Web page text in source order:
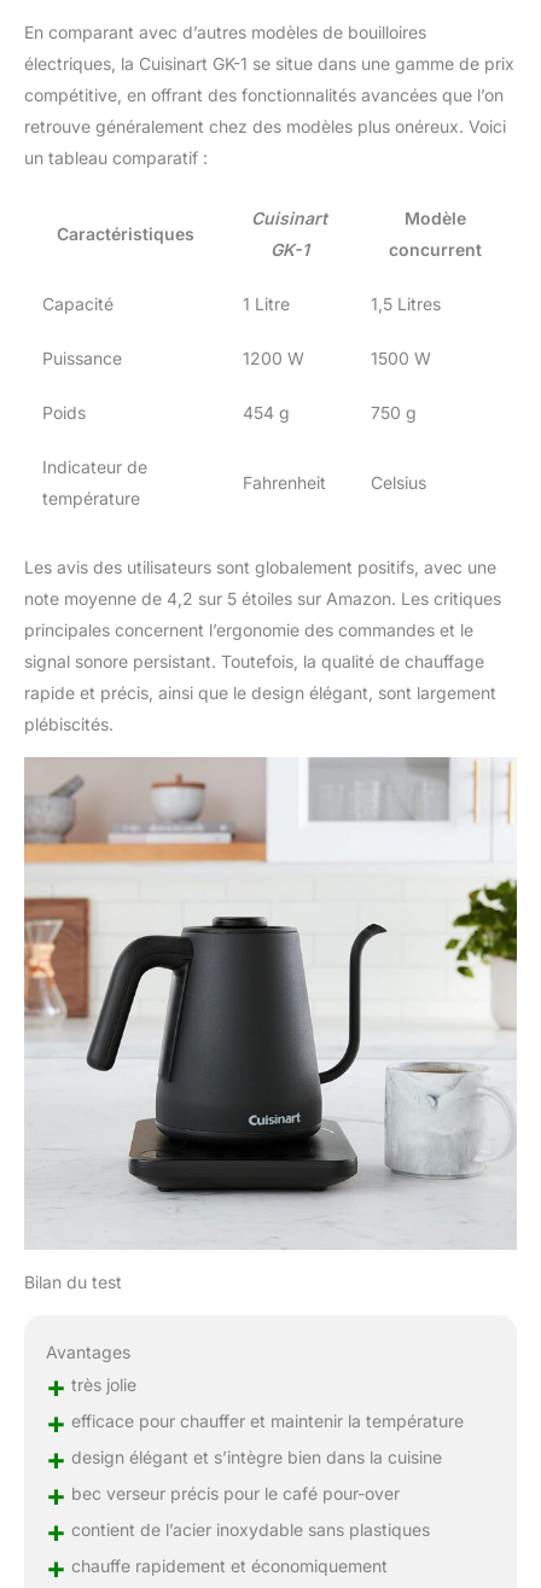
En comparant avec d’autres modèles de bouilloires
électriques, la Cuisinart GK-1 se situe dans une gamme de prix
compétitive, en offrant des fonctionnalités avancées que l’on
retrouve généralement chez des modèles plus onéreux. Voici
un tableau comparatif :
Caractéristiques
Cuisinart
GK-1
Modèle
concurrent
Capacité 1 Litre 1,5 Litres
Puissance 1200 W 1500 W
Poids 454 g 750 g
Indicateur de
température
Fahrenheit Celsius
Les avis des utilisateurs sont globalement positifs, avec une
note moyenne de 4,2 sur 5 étoiles sur Amazon. Les critiques
principales concernent l’ergonomie des commandes et le
signal sonore persistant. Toutefois, la qualité de chauffage
rapide et précis, ainsi que le design élégant, sont largement
plébiscités.
Bilan du test
Avantages
+ très jolie
+ efficace pour chauffer et maintenir la température
+ design élégant et s’intègre bien dans la cuisine
+ bec verseur précis pour le café pour-over
+ contient de l’acier inoxydable sans plastiques
+ chauffe rapidement et économiquement